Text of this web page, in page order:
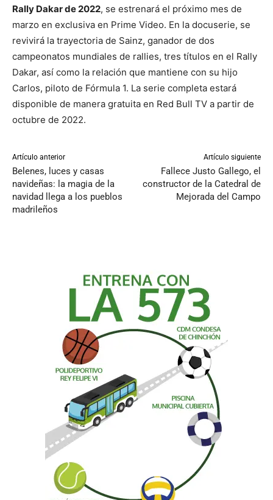
Rally Dakar de 2022, se estrenará el próximo mes de
marzo en exclusiva en Prime Video. En la docuserie, se
revivirá la trayectoria de Sainz, ganador de dos
campeonatos mundiales de rallies, tres títulos en el Rally
Dakar, así como la relación que mantiene con su hijo
Carlos, piloto de Fórmula 1. La serie completa estará
disponible de manera gratuita en Red Bull TV a partir de
octubre de 2022.
Artículo anterior
Belenes, luces y casas
navideñas: la magia de la
navidad llega a los pueblos
madrileños
Artículo siguiente
Fallece Justo Gallego, el
constructor de la Catedral de
Mejorada del Campo